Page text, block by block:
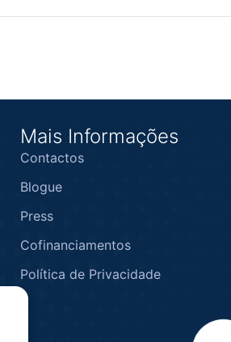
Mais Informações
Contactos
Blogue
Press
Cofinanciamentos
Política de Privacidade